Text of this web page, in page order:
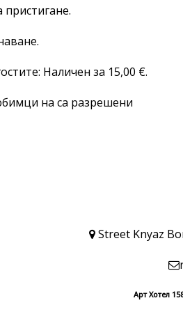
пристигане.
Наличен за 15,00 €.
на са разрешени
Street Knyaz
Арт Хотел